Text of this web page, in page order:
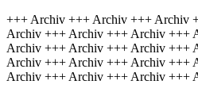
+++ Archiv +++ Archiv +++ Archiv
Archiv +++ Archiv +++ Archiv +++
Archiv +++ Archiv +++ Archiv +++
Archiv +++ Archiv +++ Archiv +++
Archiv +++ Archiv +++ Archiv +++